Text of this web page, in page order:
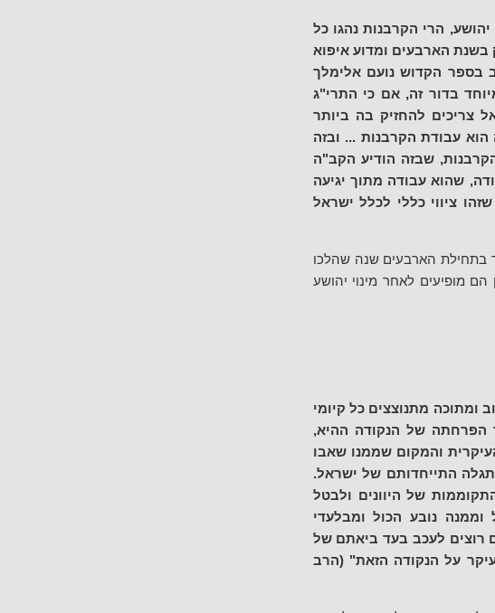
הרי הקרבנות נהגו כל
הארבעים ומדוע איפוא
בספר הקדוש נועם אלימלך
בדור זה, אם כי התרי"ג
צריכים להחזיק בה ביותר
עבודת הקרבנות ... ובזה
שבזה הודיע הקב"ה
שהוא עבודה מתוך יגיעה
ציווי כללי לכלל ישראל
בתחילת הארבעים שנה שהלכו
מופיעים לאחר מינוי יהושע
ומתוכה מתנוצצים כל קיומי
הפרחתה של הנקודה ההיא,
והמקום שממנו שאבו
התייחדותם של ישראל.
של היוונים ולבטל
נובע הכול ומבלעדי
רוצים לעכב בעד ביאתם של
על הנקודה הזאת" (הרב